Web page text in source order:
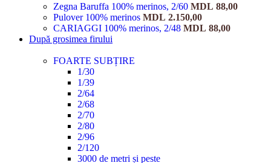
Zegna Baruffa 100% merinos, 2/60 MDL 88,00
Pulover 100% merinos MDL 2.150,00
CARIAGGI 100% merinos, 2/48 MDL 88,00
După grosimea firului
FOARTE SUBȚIRE
1/30
1/39
2/64
2/68
2/70
2/80
2/96
2/120
3000 de metri și peste